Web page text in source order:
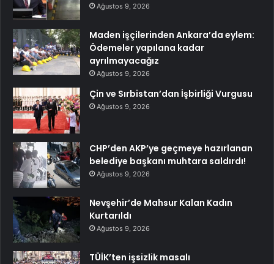
Ağustos 9, 2026
Maden işçilerinden Ankara’da eylem:
Ödemeler yapılana kadar
ayrılmayacağız
Ağustos 9, 2026
Çin ve Sırbistan’dan İşbirliği Vurgusu
Ağustos 9, 2026
CHP’den AKP’ye geçmeye hazırlanan
belediye başkanı muhtara saldırdı!
Ağustos 9, 2026
Nevşehir’de Mahsur Kalan Kadın
Kurtarıldı
Ağustos 9, 2026
TÜİK’ten işsizlik masalı